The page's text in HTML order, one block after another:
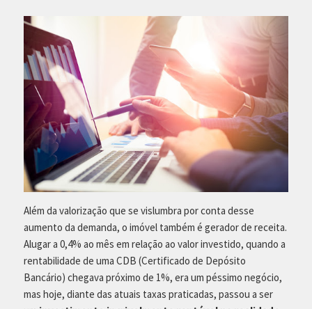
Além da valorização que se vislumbra por conta desse
aumento da demanda, o imóvel também é gerador de receita.
Alugar a 0,4% ao mês em relação ao valor investido, quando a
rentabilidade de uma CDB (Certificado de Depósito
Bancário) chegava próximo de 1%, era um péssimo negócio,
mas hoje, diante das atuais taxas praticadas, passou a ser